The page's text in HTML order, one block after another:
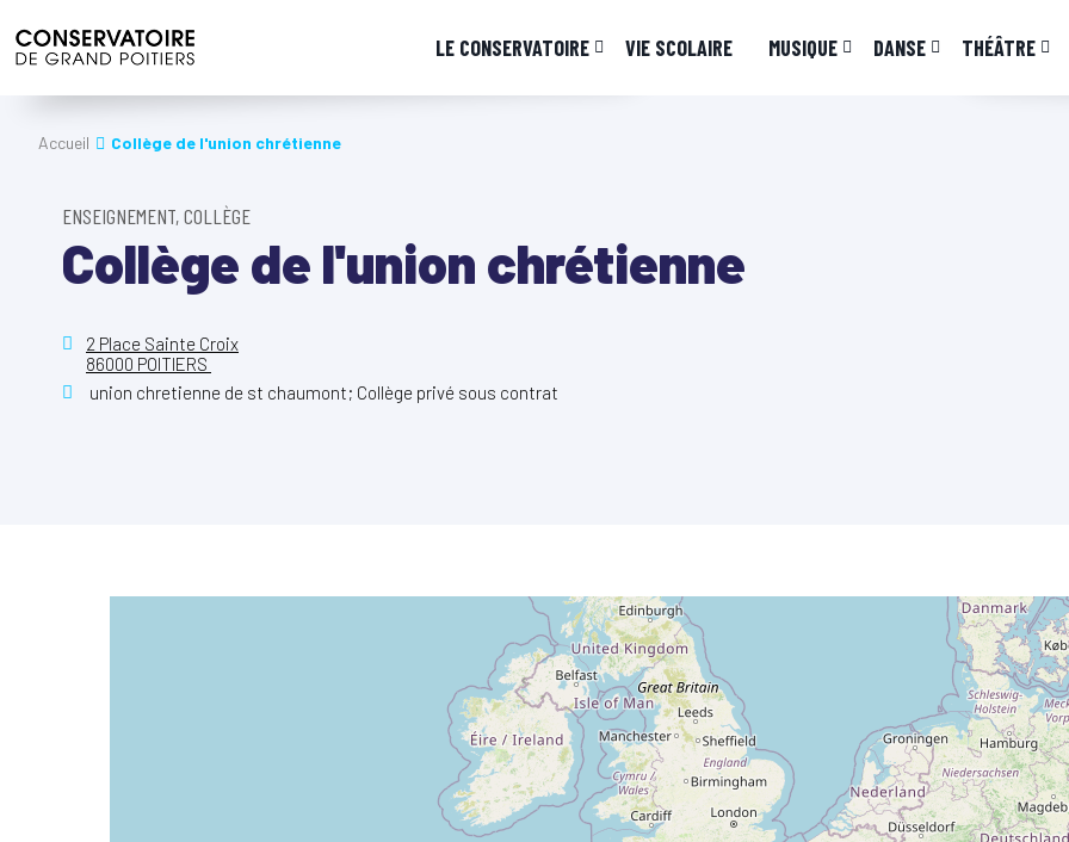
LE CONSERVATOIRE VIE SCOLAIRE MUSIQUE DANSE THÉÂTRE
Accueil Collège de l'union chrétienne
ENSEIGNEMENT, COLLÈGE
Collège de l'union chrétienne
2 Place Sainte Croix
86000 POITIERS
union chretienne de st chaumont; Collège privé sous contrat